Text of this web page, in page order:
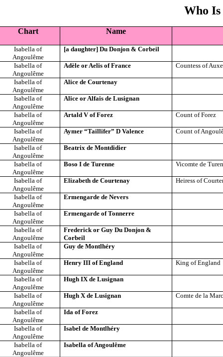
Who
Chart Name
Isabella of
Angoulême
[a daughter] Du Donjon & Corbeil
Isabella of
Angoulême
Adèle or Aelis of France Countess of
Isabella of
Angoulême
Alice de Courtenay
Isabella of
Angoulême
Alice or Alfais de Lusignan
Isabella of
Angoulême
Artald V of Forez Count of Forez
Isabella of
Angoulême
Aymer “Taillifer” D Valence Count of
Isabella of
Angoulême
Beatrix de Montdidier
Isabella of
Angoulême
Boso I de Turenne Vicomte de
Isabella of
Angoulême
Elizabeth de Courtenay Heiress of
Isabella of
Angoulême
Ermengarde de Nevers
Isabella of
Angoulême
Ermengarde of Tonnerre
Isabella of
Angoulême
Frederick or Guy Du Donjon &
Corbeil
Isabella of
Angoulême
Guy de Montlhéry
Isabella of
Angoulême
Henry III of England King of England
Isabella of
Angoulême
Hugh IX de Lusignan
Isabella of
Angoulême
Hugh X de Lusignan Comte de la
Isabella of
Angoulême
Ida of Forez
Isabella of
Angoulême
Isabel de Montlhéry
Isabella of
Angoulême
Isabella of Angoulême